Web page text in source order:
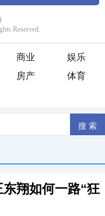
商业
娱乐
房产
体育
翔如何一路“狂